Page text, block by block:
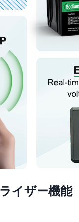
イザー機能